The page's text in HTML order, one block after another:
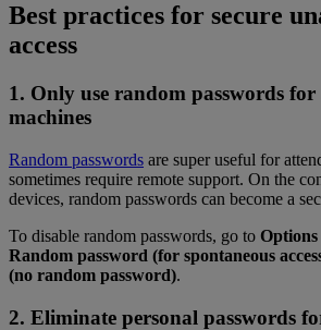
Best practices for secure
access
1. Only use random passwords for
machines
Random passwords are super useful for
sometimes require remote support. On the
devices, random passwords can become a
To disable random passwords, go to
Random password (for spontaneous
(no random password).
2. Eliminate personal passwords